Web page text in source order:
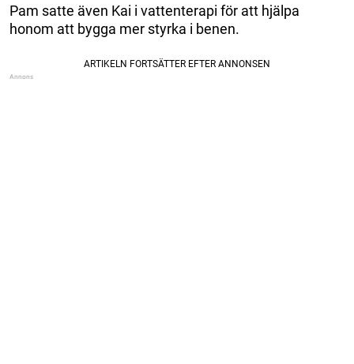
Pam satte även Kai i vattenterapi för att hjälpa
honom att bygga mer styrka i benen.